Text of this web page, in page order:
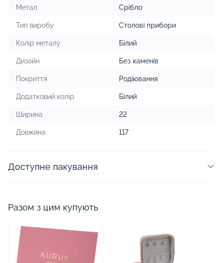
Метал Срібло
Тип виробу Столові прибори
Колір металу Білий
Дизайн Без каменів
Покриття Родіювання
Додатковий колір Білий
Ширина 22
Довжина 117
Доступне пакування
Разом з цим купують